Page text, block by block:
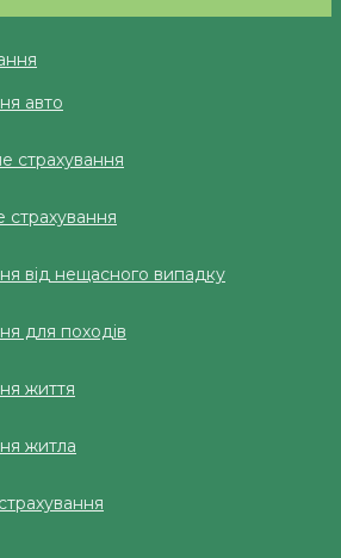
авто
страхування
страхування
від нещасного випадку
для походів
життя
житла